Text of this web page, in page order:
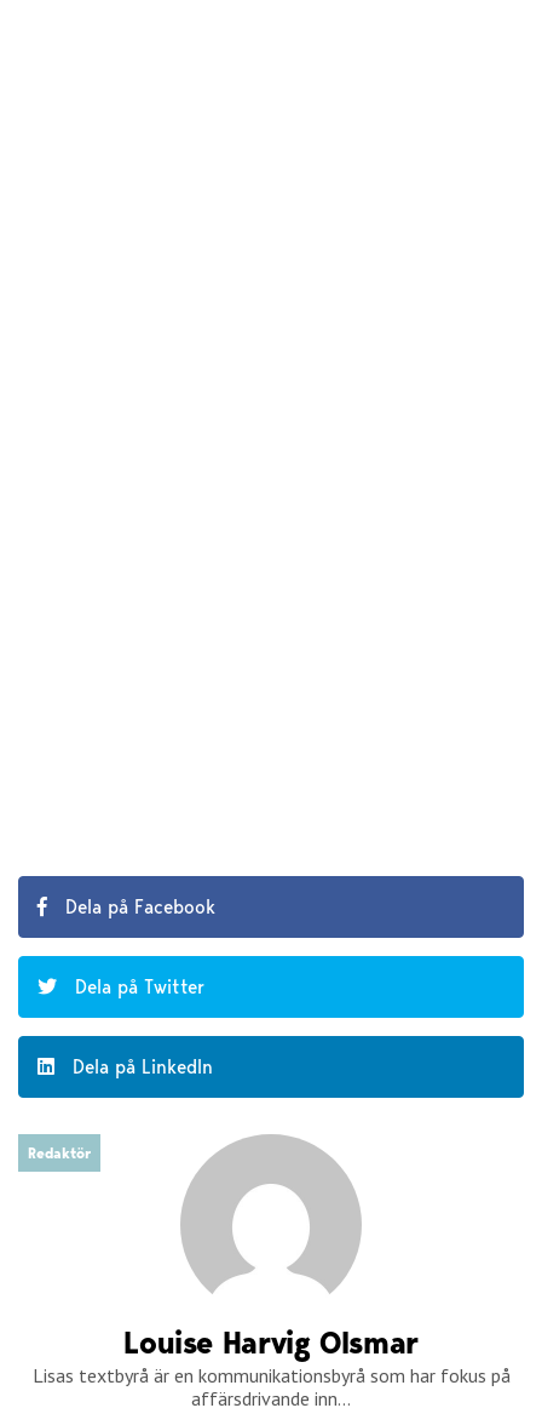
Dela på Facebook
Dela på Twitter
Dela på LinkedIn
Redaktör
Louise Harvig Olsmar
Lisas textbyrå är en kommunikationsbyrå som har fokus på
affärsdrivande inn...